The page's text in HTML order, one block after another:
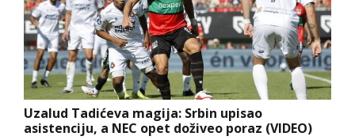
Uzalud Tadićeva magija: Srbin upisao
asistenciju, a NEC opet doživeo poraz (VIDEO)